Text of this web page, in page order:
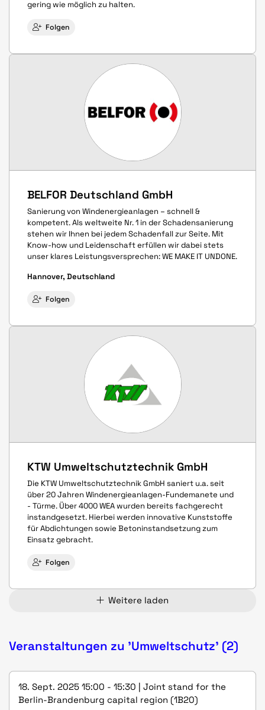
gering wie möglich zu halten.
Folgen
BELFOR Deutschland GmbH
Sanierung von Windenergieanlagen – schnell &
kompetent. Als weltweite Nr. 1 in der Schadensanierung
stehen wir Ihnen bei jedem Schadenfall zur Seite. Mit
Know-how und Leidenschaft erfüllen wir dabei stets
unser klares Leistungsversprechen: WE MAKE IT UNDONE.
Hannover, Deutschland
Folgen
KTW Umweltschutztechnik GmbH
Die KTW Umweltschutztechnik GmbH saniert u.a. seit
über 20 Jahren Windenergieanlagen-Fundemanete und
- Türme. Über 4000 WEA wurden bereits fachgerecht
instandgesetzt. Hierbei werden innovative Kunststoffe
für Abdichtungen sowie Betoninstandsetzung zum
Einsatz gebracht.
Folgen
Weitere laden
Veranstaltungen zu 'Umweltschutz' (2)
18. Sept. 2025 15:00 - 15:30 | Joint stand for the
Berlin-Brandenburg capital region (1B20)